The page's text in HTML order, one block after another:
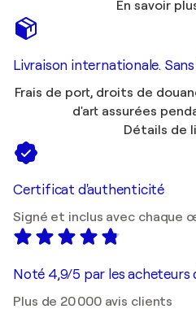
En savoir
Livraison internationale.
Frais de port, droits de
d'art assurées
Détails de
Certificat d'authenticité
Signé et inclus avec chaque
Noté 4,9/5 par les acheteurs
Plus de 20 000 avis clients